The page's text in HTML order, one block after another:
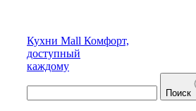
Кухни Mall Комфорт,
доступный
каждому
Поиск